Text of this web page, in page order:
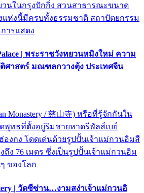
นในกรุงปักกิ่ง สวนสาธารณะขนาด
แห่งนี้มีครบทั้งธรรมชาติ สถาปัตยกรรม
ารแสดง
| พระราชวังหยวนหมิงใหม่ ความ
ศาสตร์ มณฑลกวางตุ้ง ประเทศจีน
Monastery / 慈山寺) หรือที่รู้จักกันใน
พุทธที่ตั้งอยู่ริมชายหาดรีพัลส์เบย์
ฮ่องกง โดดเด่นด้วยรูปปั้นเจ้าแม่กวนอิมสี
ง 76 เมตร ซึ่งเป็นรูปปั้นเจ้าแม่กวนอิม
ของโลก
| วัดซีซ่าน…งามสง่าเจ้าแม่กวนอิ